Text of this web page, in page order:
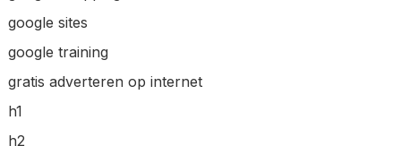
google sites
google training
gratis adverteren op internet
h1
h2